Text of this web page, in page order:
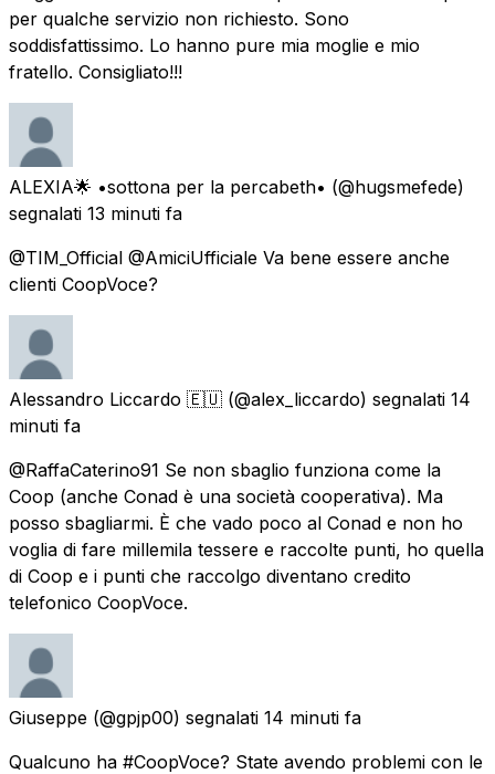
per qualche servizio non richiesto. Sono
soddisfattissimo. Lo hanno pure mia moglie e mio
fratello. Consigliato!!!
ALEXIA🌟 •sottona per la percabeth• (@hugsmefede)
segnalati 13 minuti fa
@TIM_Official @AmiciUfficiale Va bene essere anche
clienti CoopVoce?
Alessandro Liccardo 🇪🇺 (@alex_liccardo) segnalati 14
minuti fa
@RaffaCaterino91 Se non sbaglio funziona come la
Coop (anche Conad è una società cooperativa). Ma
posso sbagliarmi. È che vado poco al Conad e non ho
voglia di fare millemila tessere e raccolte punti, ho quella
di Coop e i punti che raccolgo diventano credito
telefonico CoopVoce.
Giuseppe (@gpjp00) segnalati 14 minuti fa
Qualcuno ha #CoopVoce? State avendo problemi con le